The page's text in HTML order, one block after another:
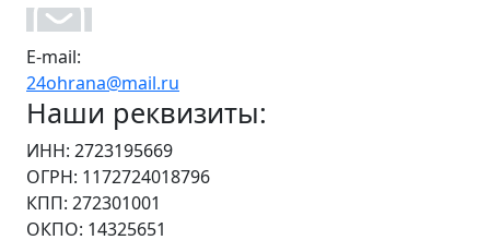
E-mail:
24ohrana@mail.ru
Наши реквизиты:
ИНН: 2723195669
ОГРН: 1172724018796
КПП: 272301001
ОКПО: 14325651